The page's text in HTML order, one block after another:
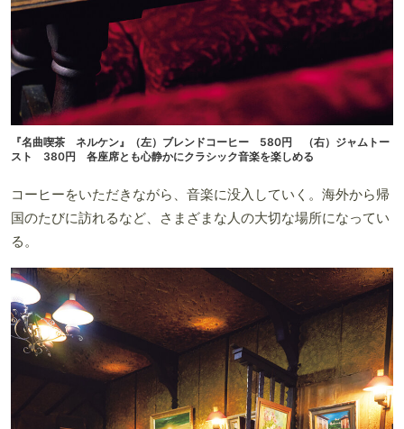
『名曲喫茶 ネルケン』（左）ブレンドコーヒー 580円 （右）ジャムトー
スト 380円 各座席とも心静かにクラシック音楽を楽しめる
コーヒーをいただきながら、音楽に没入していく。海外から帰
国のたびに訪れるなど、さまざまな人の大切な場所になってい
る。